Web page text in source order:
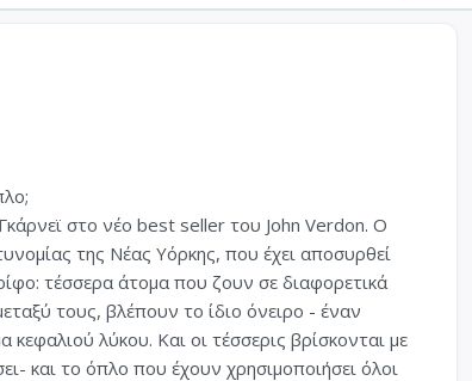
στο νέο best seller του John Verdon. Ο
της Νέας Υόρκης, που έχει αποσυρθεί
τέσσερα άτομα που ζουν σε διαφορετικά
τους, βλέπουν το ίδιο όνειρο - έναν
λύκου. Και οι τέσσερις βρίσκονται με
και το όπλο που έχουν χρησιμοποιήσει όλοι